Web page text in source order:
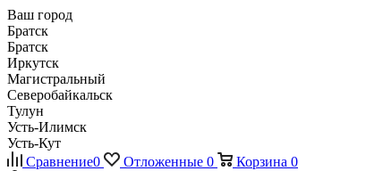
Ваш город
Братск
Братск
Иркутск
Магистральный
Северобайкальск
Тулун
Усть-Илимск
Усть-Кут
Сравнение0 Отложенные 0 Корзина 0